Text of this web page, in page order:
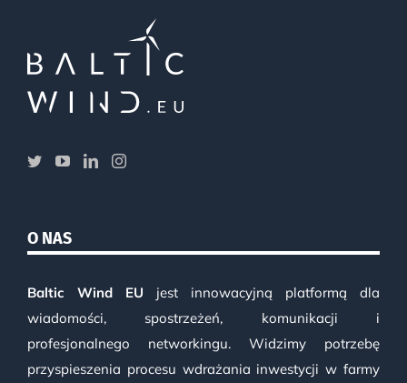
O NAS
Baltic Wind EU jest innowacyjną platformą dla
wiadomości, spostrzeżeń, komunikacji i
profesjonalnego networkingu. Widzimy potrzebę
przyspieszenia procesu wdrażania inwestycji w farmy